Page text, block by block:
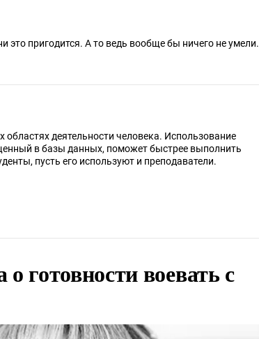
это пригодится. А то ведь вообще бы ничего не умели.
деятельности человека. Использование
в базы данных, поможет быстрее выполнить
пусть его используют и преподаватели.
готовности воевать с